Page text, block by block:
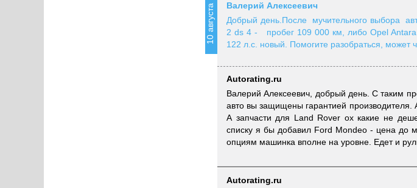
10 августа
Валерий Алексеевич
Добрый день.После мучительного выбора
2 ds 4 - пробег 109 000 км, либо Opel
122 л.с. новый. Помогите разобраться, может
Autorating.ru
Валерий Алексеевич, добрый день. С таким
авто вы защищены гарантией производителя.
А запчасти для Land Rover ох какие не
списку я бы добавил Ford Mondeo - цена до
опциям машинка вполне на уровне. Едет и
Autorating.ru